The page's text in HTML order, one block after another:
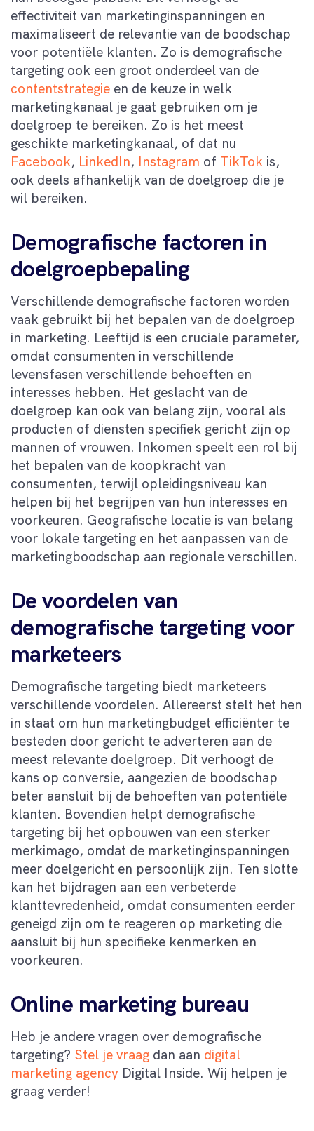
effectiviteit van marketinginspanningen en
maximaliseert de relevantie van de boodschap
voor potentiële klanten. Zo is demografische
targeting ook een groot onderdeel van de
contentstrategie en de keuze in welk
marketingkanaal je gaat gebruiken om je
doelgroep te bereiken. Zo is het meest
geschikte marketingkanaal, of dat nu
Facebook, LinkedIn, Instagram of TikTok is,
ook deels afhankelijk van de doelgroep die je
wil bereiken.
Demografische factoren in
doelgroepbepaling
Verschillende demografische factoren worden
vaak gebruikt bij het bepalen van de doelgroep
in marketing. Leeftijd is een cruciale parameter,
omdat consumenten in verschillende
levensfasen verschillende behoeften en
interesses hebben. Het geslacht van de
doelgroep kan ook van belang zijn, vooral als
producten of diensten specifiek gericht zijn op
mannen of vrouwen. Inkomen speelt een rol bij
het bepalen van de koopkracht van
consumenten, terwijl opleidingsniveau kan
helpen bij het begrijpen van hun interesses en
voorkeuren. Geografische locatie is van belang
voor lokale targeting en het aanpassen van de
marketingboodschap aan regionale verschillen.
De voordelen van
demografische targeting voor
marketeers
Demografische targeting biedt marketeers
verschillende voordelen. Allereerst stelt het hen
in staat om hun marketingbudget efficiënter te
besteden door gericht te adverteren aan de
meest relevante doelgroep. Dit verhoogt de
kans op conversie, aangezien de boodschap
beter aansluit bij de behoeften van potentiële
klanten. Bovendien helpt demografische
targeting bij het opbouwen van een sterker
merkimago, omdat de marketinginspanningen
meer doelgericht en persoonlijk zijn. Ten slotte
kan het bijdragen aan een verbeterde
klanttevredenheid, omdat consumenten eerder
geneigd zijn om te reageren op marketing die
aansluit bij hun specifieke kenmerken en
voorkeuren.
Online marketing bureau
Heb je andere vragen over demografische
targeting? Stel je vraag dan aan digital
marketing agency Digital Inside. Wij helpen je
graag verder!